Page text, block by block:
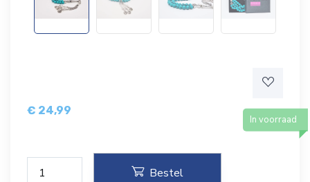
€ 24,99
In voorraad
Bestel